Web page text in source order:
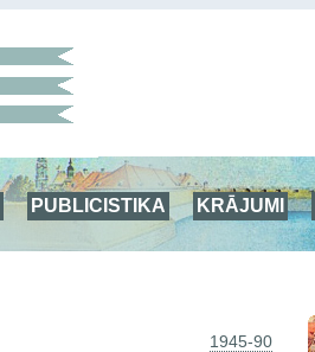
PUBLICISTIKA KRĀJUMI
1945-90